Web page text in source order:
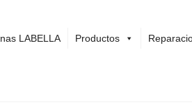
LABELLA Productos